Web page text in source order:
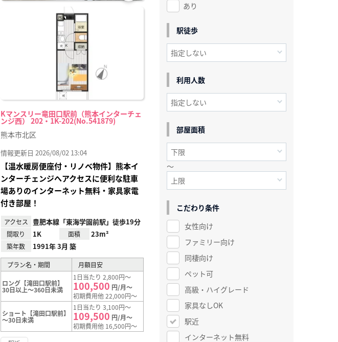
Kマンスリー竜田口駅前（熊本インターチェ
ンジ西） 202・1K-202(No.541879)
お気
熊本市北区
情報更新日 2026/08/02 13:04
【温水暖房便座付・リノベ物件】熊本イ
ンターチェンジへアクセスに便利な駐車
場ありのインターネット無料・家具家電
付き部屋！
アクセス 豊肥本線「東海学園前駅」徒歩19分
間取り 1K 面積 23m²
築年数 1991年 3月 築
プラン名・期間 月額目安
ロング【滝田口駅前】
30日以上～360日未満
1日当たり 2,800円～
100,500 円/月～
初期費用他 22,000円～
ショート【滝田口駅前】
～30日未満
1日当たり 3,100円～
109,500 円/月～
初期費用他 16,500円～
あり
駅徒歩
利用人数
部屋面積
～
こだわり条件
女性向け
ファミリー向け
同棲向け
ペット可
高級・ハイグレード
家具なしOK
駅近
インターネット無料